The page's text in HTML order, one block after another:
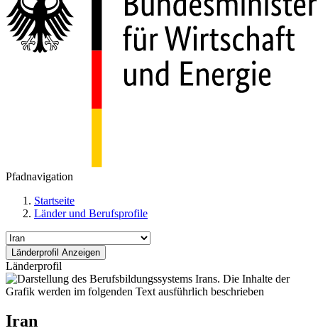
Pfadnavigation
Startseite
Länder und Berufsprofile
Länderprofil
Iran